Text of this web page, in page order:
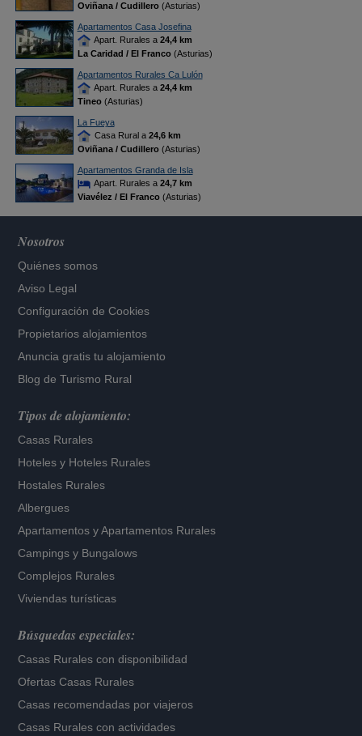
Oviñana / Cudillero(Asturias)
Apartamentos Casa Josefina
Apart. Rurales a 24,4 km
La Caridad / El Franco(Asturias)
Apartamentos Rurales Ca Lulón
Apart. Rurales a 24,4 km
Tineo(Asturias)
La Fueya
Casa Rural a 24,6 km
Oviñana / Cudillero(Asturias)
Apartamentos Granda de Isla
Apart. Rurales a 24,7 km
Viavélez / El Franco(Asturias)
Nosotros
Quiénes somos
Aviso Legal
Configuración de Cookies
Propietarios alojamientos
Anuncia gratis tu alojamiento
Blog de Turismo Rural
Tipos de alojamiento:
Casas Rurales
Hoteles y Hoteles Rurales
Hostales Rurales
Albergues
Apartamentos yApartamentos Rurales
Campings y Bungalows
Complejos Rurales
Viviendas turísticas
Búsquedas especiales:
Casas Rurales con disponibilidad
Ofertas Casas Rurales
Casas recomendadas por viajeros
Casas Rurales con actividades